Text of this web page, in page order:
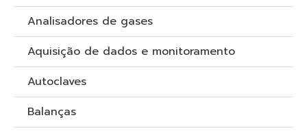
Analisadores de gases
Aquisição de dados e monitoramento
Autoclaves
Balanças